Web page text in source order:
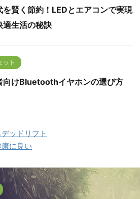
を賢く節約！LEDとエアコンで実現
適生活の秘訣
ット
向けBluetoothイヤホンの選び方
ッドリフト
に良い